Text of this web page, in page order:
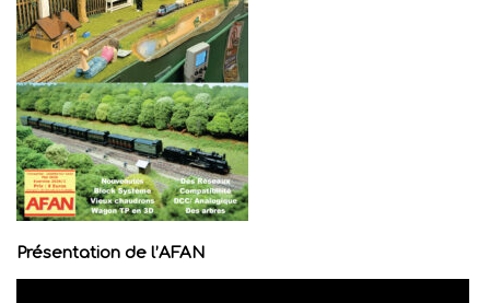
Présentation de l’AFAN